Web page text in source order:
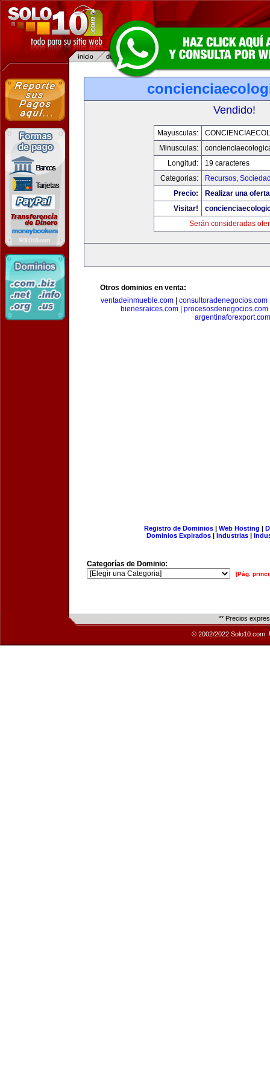
Vendido!
Mayusculas:
Minusculas:
Longitud:
19 caracteres
Categorias:
Recursos,
Precio:
Realizar una
Visitar!
Serán consideradas
Otros dominios en venta:
ventadeinmueble.com| consultoradenegocios.com
bienesraices.com
procesosdenegocios.com
argentinaforexport.com
Registro de Dominios| Web Hosting |
Dominios Expirados | Industrias |
Categorías de Dominio:
[Pág.
** Precios
© 2002/2022 Solo10.com